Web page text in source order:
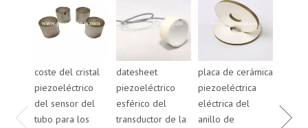
coste del cristal
piezoeléctrico
del sensor del
tubo para los
datesheet
piezoeléctrico
esférico del
transductor de la
placa de cerámica
piezoeléctrica
eléctrica del
anillo de
anillo